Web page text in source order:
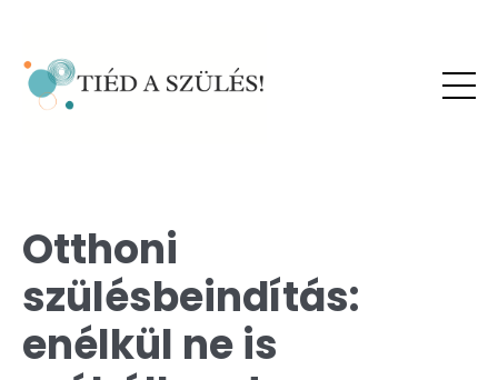
Otthoni
szülésbeindítás:
enélkül ne is